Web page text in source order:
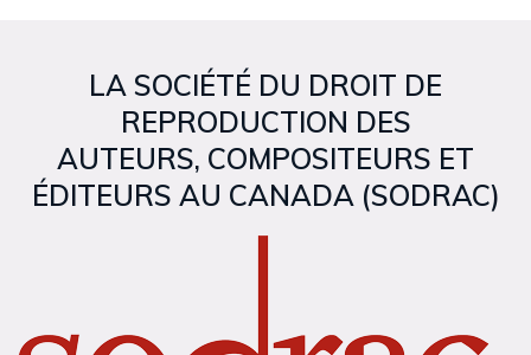
LA SOCIÉTÉ DU DROIT DE
REPRODUCTION DES
AUTEURS, COMPOSITEURS ET
ÉDITEURS AU CANADA (SODRAC)